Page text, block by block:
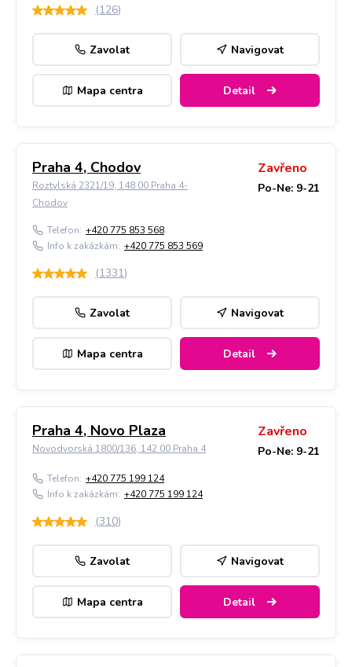
(126)
Zavolat Navigovat
Mapa centra Detail
Praha 4, Chodov
Roztylská 2321/19, 148 00 Praha 4-
Chodov
Zavřeno
Po-Ne: 9-21
Telefon: +420 775 853 568
Info k zakázkám: +420 775 853 569
(1331)
Zavolat Navigovat
Mapa centra Detail
Praha 4, Novo Plaza
Novodvorská 1800/136, 142 00 Praha 4
Zavřeno
Po-Ne: 9-21
Telefon: +420 775 199 124
Info k zakázkám: +420 775 199 124
(310)
Zavolat Navigovat
Mapa centra Detail